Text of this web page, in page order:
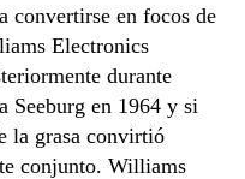
convertirse en focos de
Electronics
durante
Seeburg en 1964 y si
la grasa convirtió
conjunto. Williams